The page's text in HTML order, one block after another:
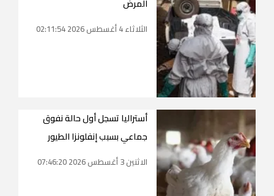
المرض
الثلاثاء 4 أغسطس 2026 02:11:54
أستراليا تسجل أول حالة نفوق
جماعي بسبب إنفلونزا الطيور
الاثنين 3 أغسطس 2026 07:46:20